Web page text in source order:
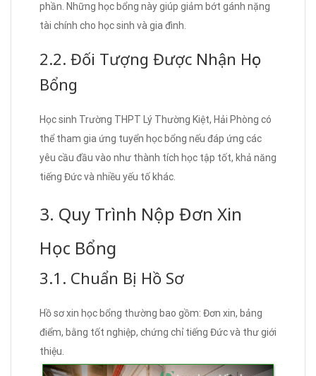
phần. Những học bổng này giúp giảm bớt gánh nặng
tài chính cho học sinh và gia đình.
2.2. Đối Tượng Được Nhận Học
Bổng
Học sinh Trường THPT Lý Thường Kiệt, Hải Phòng có
thể tham gia ứng tuyển học bổng nếu đáp ứng các
yêu cầu đầu vào như thành tích học tập tốt, khả năng
tiếng Đức và nhiều yếu tố khác.
3. Quy Trình Nộp Đơn Xin
Học Bổng
3.1. Chuẩn Bị Hồ Sơ
Hồ sơ xin học bổng thường bao gồm: Đơn xin, bảng
điểm, bằng tốt nghiệp, chứng chỉ tiếng Đức và thư giới
thiệu.